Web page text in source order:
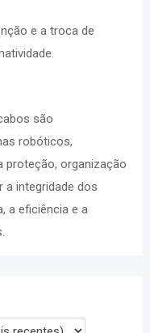
e a troca de
são
robóticos,
proteção, organização
a integridade dos
a eficiência e a